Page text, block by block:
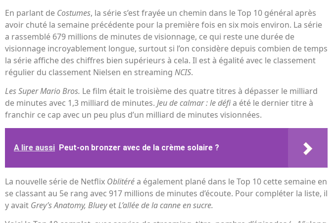
En parlant de Costumes, la série s’est frayée un chemin dans le Top 10 général après
avoir chuté la semaine précédente pour la première fois en six mois environ. La série
a rassemblé 679 millions de minutes de visionnage, ce qui reste une durée de
visionnage incroyablement longue, surtout si l’on considère depuis combien de temps
la série affiche des chiffres bien supérieurs à cela. Il est à égalité avec le classement
régulier du classement Nielsen en streaming NCIS.
Les Super Mario Bros. Le film était le troisième des quatre titres à dépasser le milliard
de minutes avec 1,3 milliard de minutes. Jeu de calmar : le défia été le dernier titre à
franchir ce cap avec un peu plus d’un milliard de minutes visionnées.
A lire aussi Peut-on bronzer avec de la crème solaire ?
La nouvelle série de Netflix Oblitéréa également plané dans le Top 10 cette semaine en
se classant au 5e rang avec 917 millions de minutes d’écoute. Pour compléter la liste, il
y avait Grey’s Anatomy, BlueyetL’allée de la canne en sucre.